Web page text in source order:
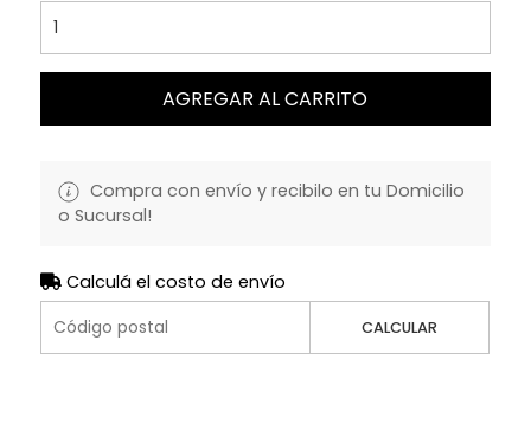
AGREGAR AL CARRITO
Compra con envío y recibilo en tu Domicilio
o Sucursal!
Calculá el costo de envío
CALCULAR